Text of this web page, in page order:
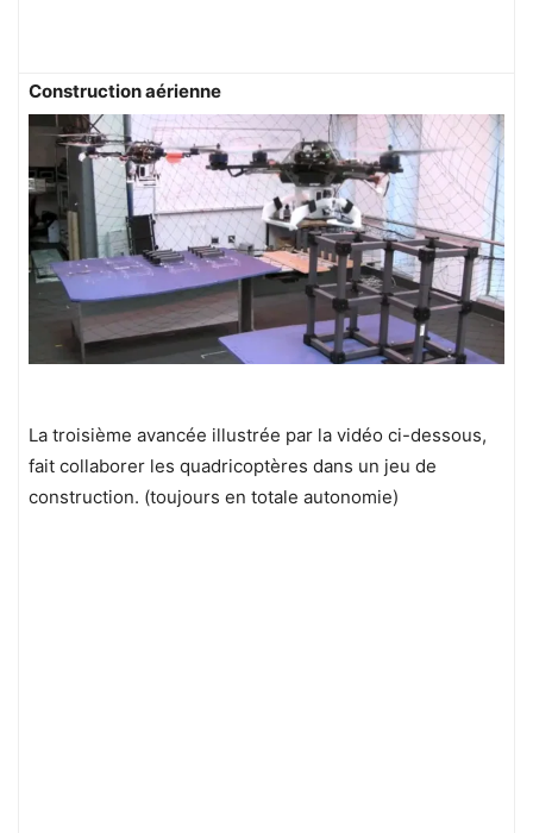
Construction aérienne
La troisième avancée illustrée par la vidéo ci-dessous,
fait collaborer les quadricoptères dans un jeu de
construction. (toujours en totale autonomie)